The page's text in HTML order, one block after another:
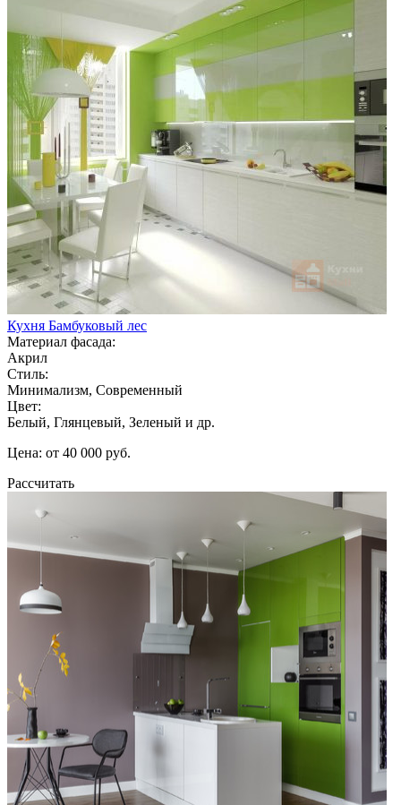
Кухня Бамбуковый лес
Материал фасада:
Акрил
Стиль:
Минимализм, Современный
Цвет:
Белый, Глянцевый, Зеленый и др.
Цена: от 40 000 руб.
Рассчитать